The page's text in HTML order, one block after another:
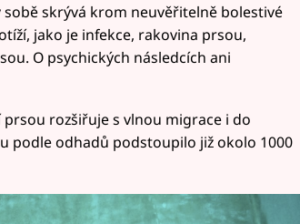
skrývá krom neuvěřitelně bolestivé
jako je infekce, rakovina prsou,
O psychických následcích ani
rozšiřuje s vlnou migrace i do
podle odhadů podstoupilo již okolo 1000